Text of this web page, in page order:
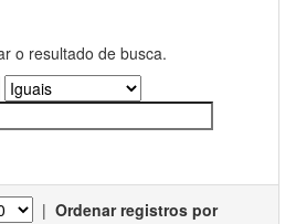
o resultado de busca.
| Ordenar registros por